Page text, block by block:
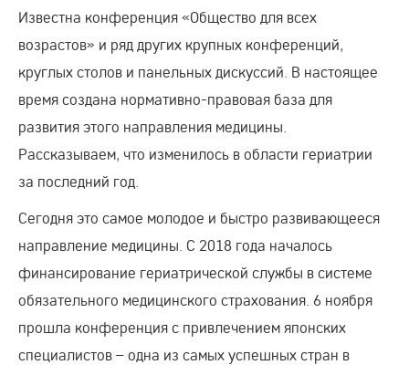
Известна конференция «Общество для всех
возрастов» и ряд других крупных конференций,
круглых столов и панельных дискуссий. В настоящее
время создана нормативно-правовая база для
развития этого направления медицины.
Рассказываем, что изменилось в области гериатрии
за последний год.
Сегодня это самое молодое и быстро развивающееся
направление медицины. С 2018 года началось
финансирование гериатрической службы в системе
обязательного медицинского страхования. 6 ноября
прошла конференция с привлечением японских
специалистов – одна из самых успешных стран в